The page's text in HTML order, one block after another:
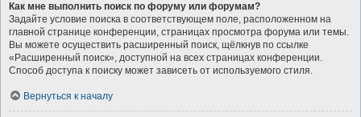
Как мне выполнить поиск по форуму или форумам?
Задайте условие поиска в соответствующем поле, расположенном на
главной странице конференции, страницах просмотра форума или темы.
Вы можете осуществить расширенный поиск, щёлкнув по ссылке
«Расширенный поиск», доступной на всех страницах конференции.
Способ доступа к поиску может зависеть от используемого стиля.
Вернуться к началу